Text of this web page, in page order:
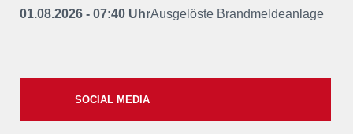
01.08.2026 - 07:40 UhrAusgelöste Brandmeldeanlage
SOCIAL MEDIA